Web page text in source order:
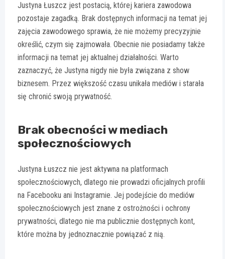
Justyna Łuszcz jest postacią, której kariera zawodowa
pozostaje zagadką. Brak dostępnych informacji na temat jej
zajęcia zawodowego sprawia, że nie możemy precyzyjnie
określić, czym się zajmowała. Obecnie nie posiadamy także
informacji na temat jej aktualnej działalności. Warto
zaznaczyć, że Justyna nigdy nie była związana z show
biznesem. Przez większość czasu unikała mediów i starała
się chronić swoją prywatność.
Brak obecności w mediach
społecznościowych
Justyna Łuszcz nie jest aktywna na platformach
społecznościowych, dlatego nie prowadzi oficjalnych profili
na Facebooku ani Instagramie. Jej podejście do mediów
społecznościowych jest znane z ostrożności i ochrony
prywatności, dlatego nie ma publicznie dostępnych kont,
które można by jednoznacznie powiązać z nią.